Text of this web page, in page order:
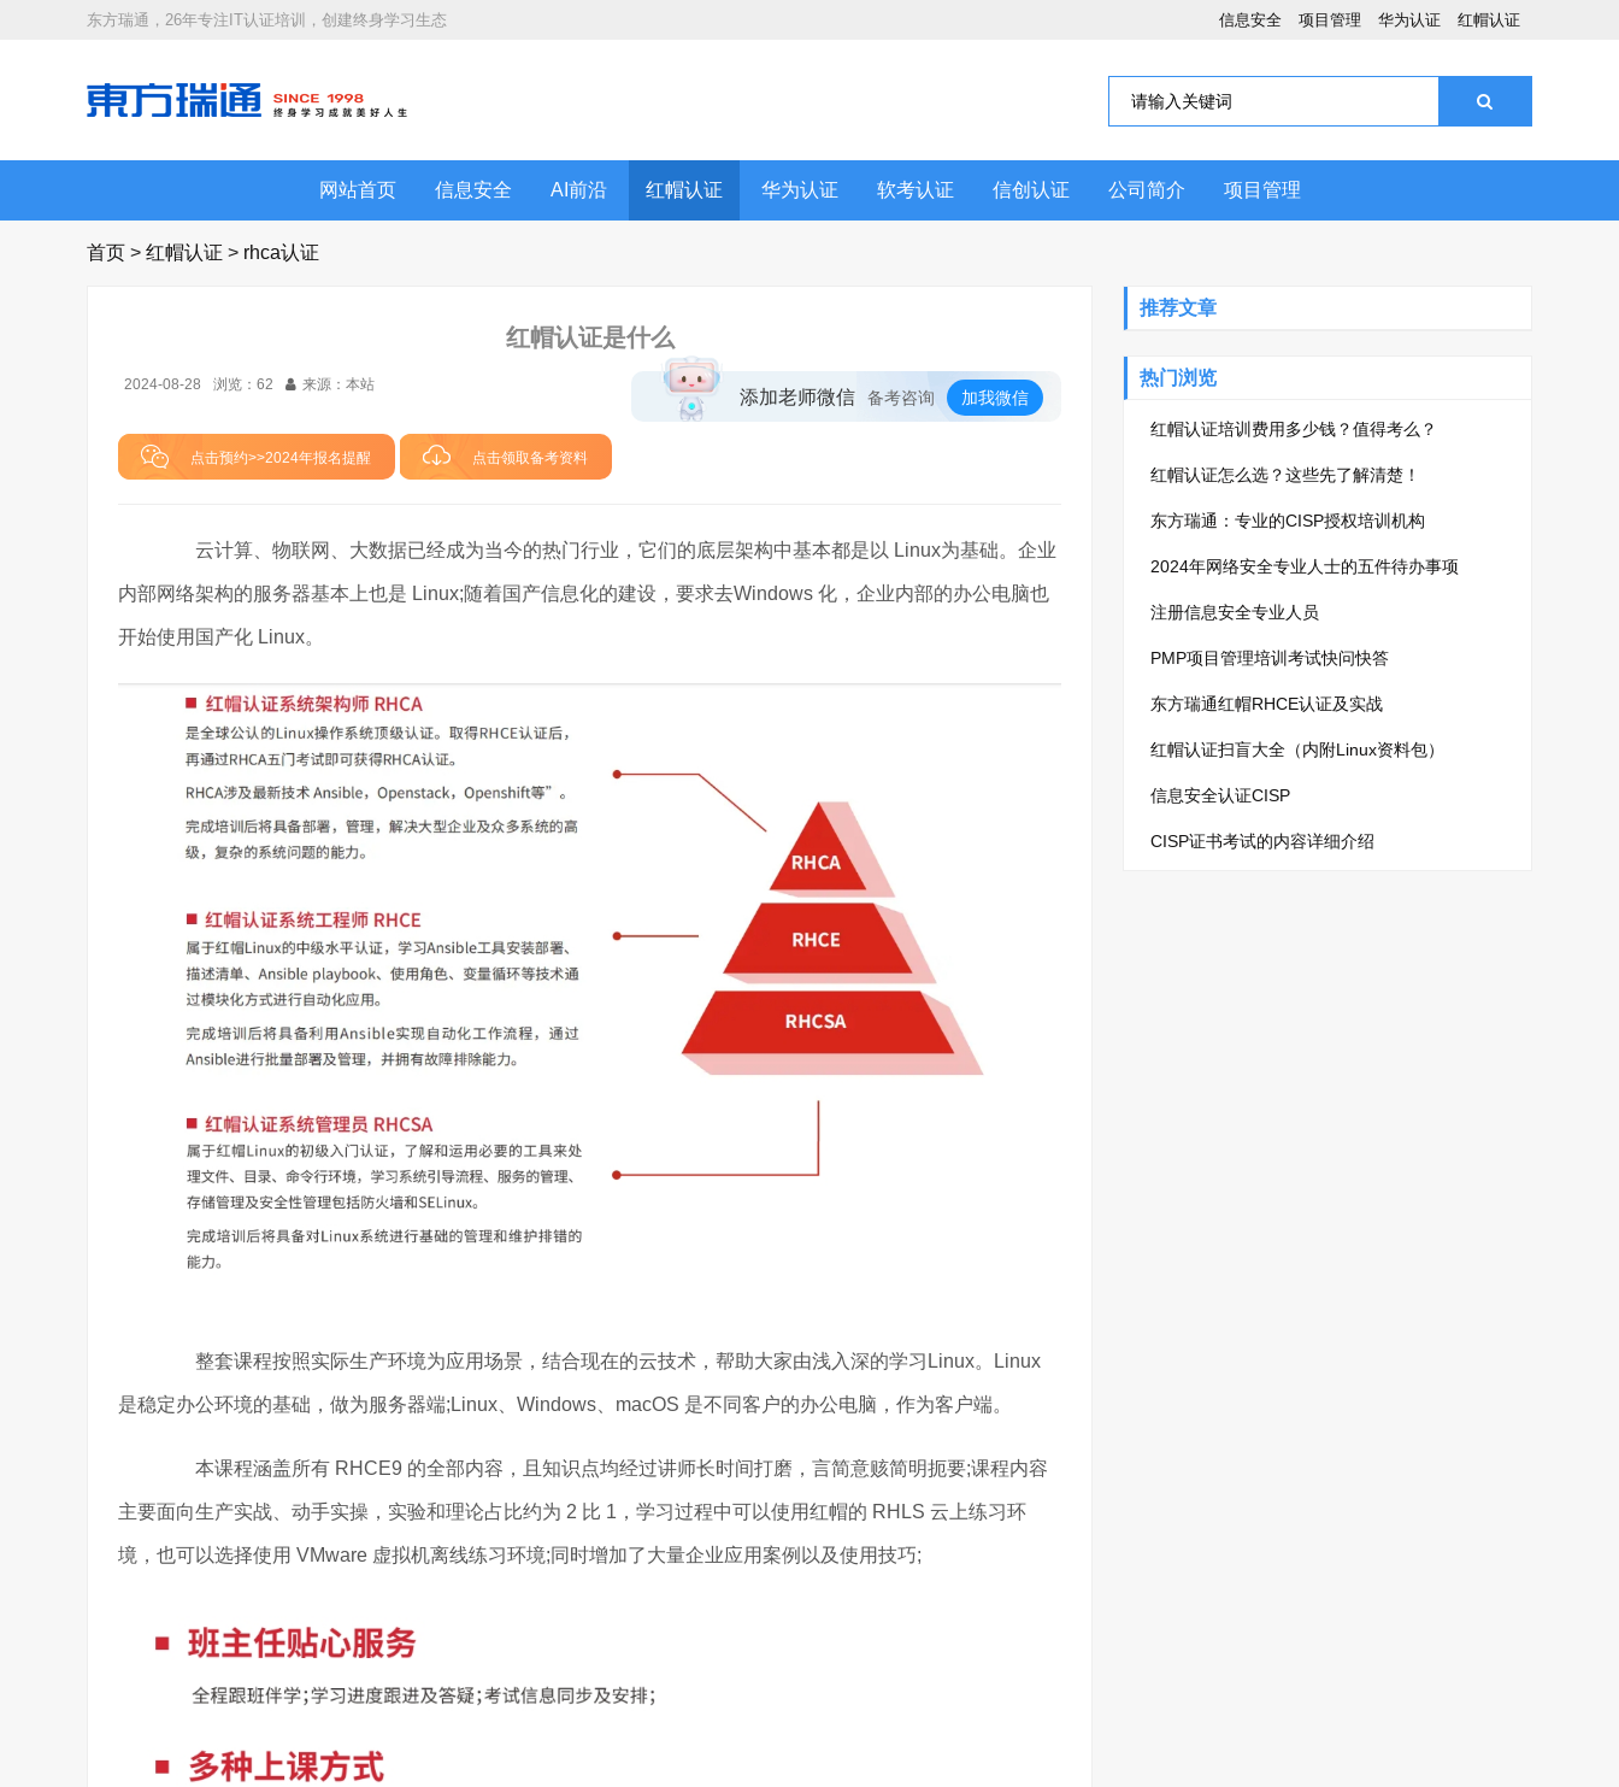
东方瑞通，26年专注IT认证培训，创建终身学习生态 信息安全 项目管理 华为认证 红帽认证
网站首页 信息安全 AI前沿 红帽认证 华为认证 软考认证 信创认证 公司简介 项目管理
首页 > 红帽认证 > rhca认证
红帽认证是什么
2024-08-28 浏览： 62 来源：本站
添加老师微信 备考咨询 加我微信
点击预约>>2024年报名提醒 点击领取备考资料
云计算、物联网、大数据已经成为当今的热门行业，它们的底层架构中基本都是以 Linux为基础。企业
内部网络架构的服务器基本上也是 Linux;随着国产信息化的建设，要求去Windows 化，企业内部的办公电脑也
开始使用国产化 Linux。
整套课程按照实际生产环境为应用场景，结合现在的云技术，帮助大家由浅入深的学习Linux。Linux
是稳定办公环境的基础，做为服务器端;Linux、Windows、macOS 是不同客户的办公电脑，作为客户端。
本课程涵盖所有 RHCE9 的全部内容，且知识点均经过讲师长时间打磨，言简意赅简明扼要;课程内容
主要面向生产实战、动手实操，实验和理论占比约为 2 比 1，学习过程中可以使用红帽的 RHLS 云上练习环
境，也可以选择使用 VMware 虚拟机离线练习环境;同时增加了大量企业应用案例以及使用技巧;
推荐文章
热门浏览
红帽认证培训费用多少钱？值得考么？
红帽认证怎么选？这些先了解清楚！
东方瑞通：专业的CISP授权培训机构
2024年网络安全专业人士的五件待办事项
注册信息安全专业人员
PMP项目管理培训考试快问快答
东方瑞通红帽RHCE认证及实战
红帽认证扫盲大全（内附Linux资料包）
信息安全认证CISP
CISP证书考试的内容详细介绍